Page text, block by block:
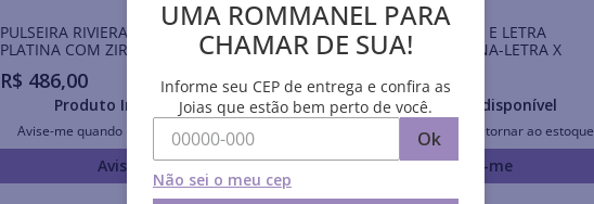
PULSEIRA RIVIERA BANHADA A
PLATINA COM ZIRCÔNIAS
R$ 486,00
Produto Indisponível
Avise-me quando retornar ao estoque
Avise-me
PULSEIRA INFINITO E LETRA
BANHADA A PLATINA-LETRA X
R$ 229,00
Produto Indisponível
Avise-me quando retornar ao estoque
Avise-me
UMA ROMMANEL PARA
CHAMAR DE SUA!
Informe seu CEP de entrega e confira as
Joias que estão bem perto de você.
Ok
Não sei o meu cep